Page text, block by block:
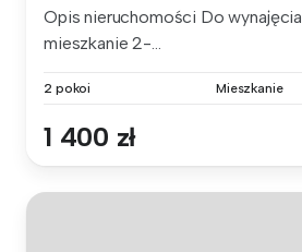
Opis nieruchomości Do
mieszkanie 2-...
2 pokoi Mieszkanie
1 400 zł